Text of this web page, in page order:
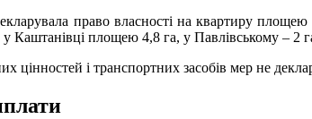
право власності на квартиру
у Каштанівці площею 4,8 га, у Павлівському – 2
цінностей і транспортних засобів мер не